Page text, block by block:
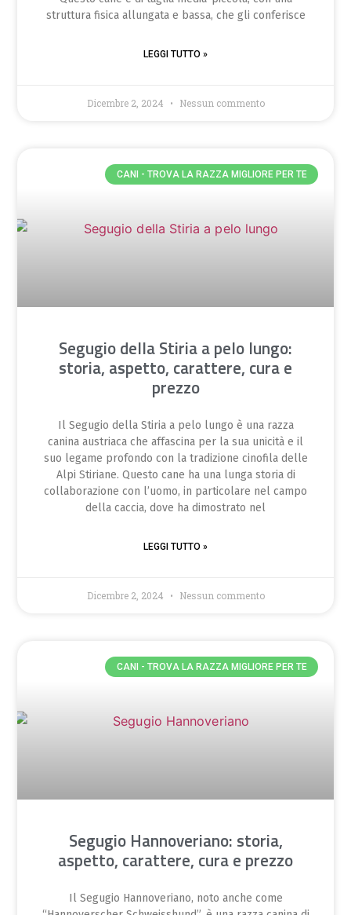
struttura fisica allungata e bassa, che gli conferisce
LEGGI TUTTO »
Dicembre 2, 2024 Nessun commento
CANI - TROVA LA RAZZA MIGLIORE PER TE
Segugio della Stiria a pelo lungo:
storia, aspetto, carattere, cura e
prezzo
Il Segugio della Stiria a pelo lungo è una razza
canina austriaca che affascina per la sua unicità e il
suo legame profondo con la tradizione cinofila delle
Alpi Stiriane. Questo cane ha una lunga storia di
collaborazione con l’uomo, in particolare nel campo
della caccia, dove ha dimostrato nel
LEGGI TUTTO »
Dicembre 2, 2024 Nessun commento
CANI - TROVA LA RAZZA MIGLIORE PER TE
Segugio Hannoveriano: storia,
aspetto, carattere, cura e prezzo
Il Segugio Hannoveriano, noto anche come